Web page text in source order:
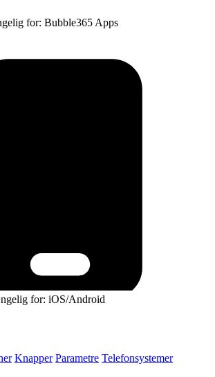
for: Bubble365 Apps
for: iOS/Android
Knapper Parametre Telefonsystemer